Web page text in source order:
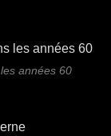
années 60